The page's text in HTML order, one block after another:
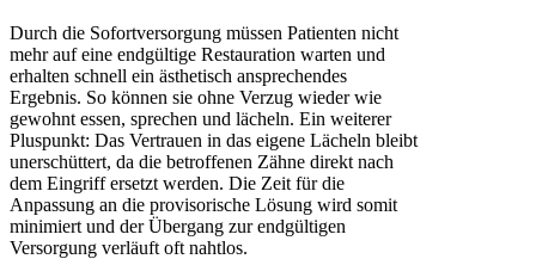
Durch die Sofortversorgung müssen Patienten nicht
mehr auf eine endgültige Restauration warten und
erhalten schnell ein ästhetisch ansprechendes
Ergebnis. So können sie ohne Verzug wieder wie
gewohnt essen, sprechen und lächeln. Ein weiterer
Pluspunkt: Das Vertrauen in das eigene Lächeln bleibt
unerschüttert, da die betroffenen Zähne direkt nach
dem Eingriff ersetzt werden. Die Zeit für die
Anpassung an die provisorische Lösung wird somit
minimiert und der Übergang zur endgültigen
Versorgung verläuft oft nahtlos.